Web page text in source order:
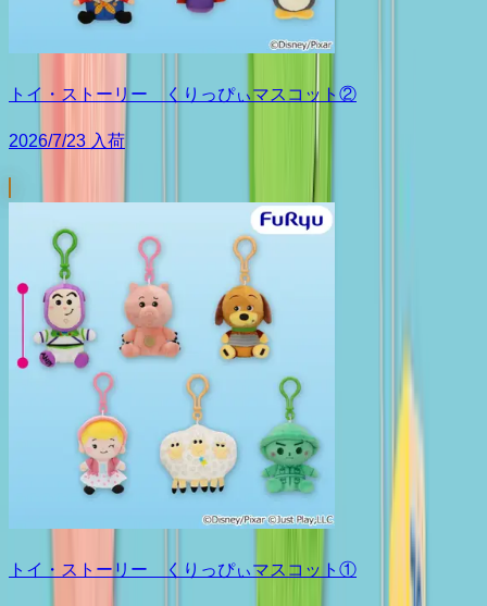
トイ・ストーリー くりっぴぃマスコット②
2026/7/23 入荷
トイ・ストーリー くりっぴぃマスコット①